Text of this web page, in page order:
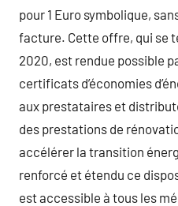
pour 1 Euro symbolique,
facture. Cette offre, qui se
2020, est rendue possible
certificats d’économies
aux prestataires et
des prestations de
accélérer la transition
renforcé et étendu ce
est accessible à tous les